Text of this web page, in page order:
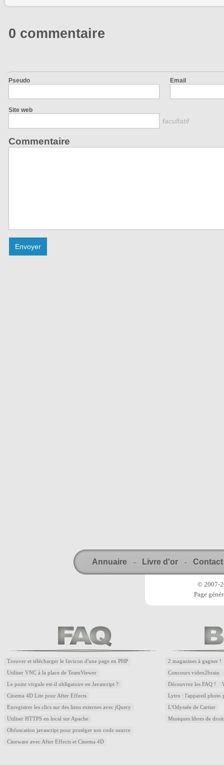
0 commentaire
Pseudo Email
Site web
facultatif
Commentaire
Annuaire - Livre d'or - Contact
© 2007-
Page
Trouver et télécharger le favicon d'une page en PHP
Utiliser VNC à la place de TeamViewer
Le point virgule est-il obligatoire en Javascript ?
Cinema 4D Lite pour After Effects
Enregistrer les clics sur des liens externes avec jQuery
Utiliser HTTPS en local sur Apache
Obfuscation javascript pour protéger son code source
Cineware avec After Effects et Cinema 4D
2 magazines à gagner !
Concours video2brain
Découvrez les FAQ !
Lytro : l'appareil photo
L'Odyssée de Cartier
Musiques libres de